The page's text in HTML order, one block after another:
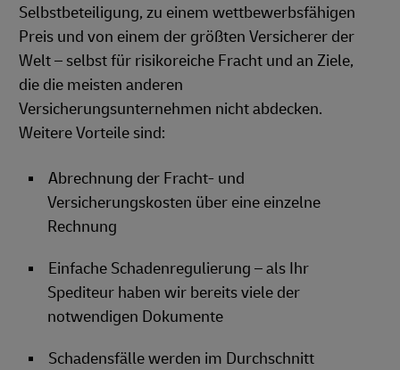
Selbstbeteiligung, zu einem wettbewerbsfähigen
Preis und von einem der größten Versicherer der
Welt – selbst für risikoreiche Fracht und an Ziele,
die die meisten anderen
Versicherungsunternehmen nicht abdecken.
Weitere Vorteile sind:
Abrechnung der Fracht- und
Versicherungskosten über eine einzelne
Rechnung
Einfache Schadenregulierung – als Ihr
Spediteur haben wir bereits viele der
notwendigen Dokumente
Schadensfälle werden im Durchschnitt